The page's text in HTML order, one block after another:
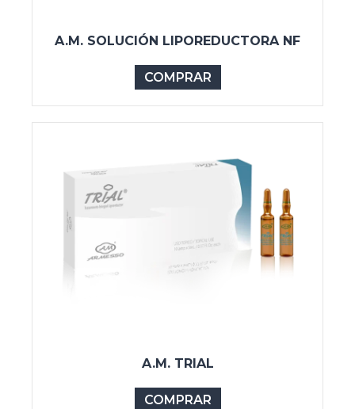
A.M. SOLUCIÓN LIPOREDUCTORA NF
COMPRAR
A.M. TRIAL
COMPRAR